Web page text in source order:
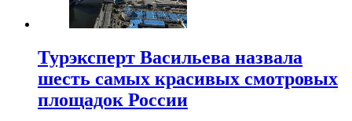
Турэксперт Васильева назвала
шесть самых красивых смотровых
площадок России